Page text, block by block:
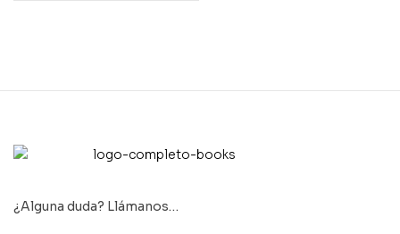
¿Alguna duda? Llámanos…